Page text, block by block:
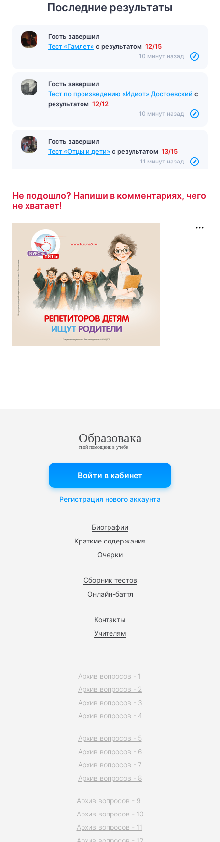
Последние результаты
Гость завершил
Тест «Гамлет» с результатом 12/15
10 минут назад
Гость завершил
Тест по произведению «Идиот» Достоевский с
результатом 12/12
10 минут назад
Гость завершил
Тест «Отцы и дети» с результатом 13/15
11 минут назад
Не подошло? Напиши в комментариях, чего
не хватает!
Образовака
твой помощник в учебе
Биографии
Краткие содержания
Очерки
Сборник тестов
Онлайн-баттл
Контакты
Учителям
Войти в кабинет
Регистрация нового аккаунта
Архив вопросов - 1
Архив вопросов - 2
Архив вопросов - 3
Архив вопросов - 4
Архив вопросов - 5
Архив вопросов - 6
Архив вопросов - 7
Архив вопросов - 8
Архив вопросов - 9
Архив вопросов - 10
Архив вопросов - 11
Архив вопросов - 12